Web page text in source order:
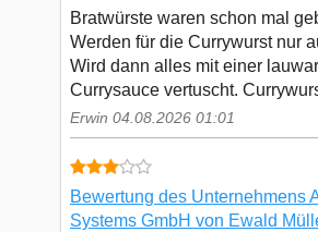
Bratwürste waren schon mal
Werden für die Currywurst nur
Wird dann alles mit einer
Currysauce vertuscht.
Erwin 04.08.2026 01:01
Bewertung des Unternehmens
Systems GmbH von Ewald